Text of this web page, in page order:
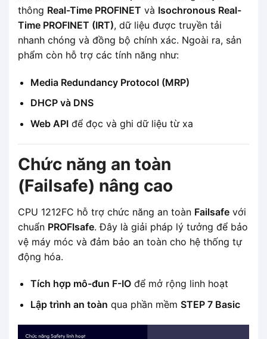
thông Real-Time PROFINET và Isochronous Real-
Time PROFINET (IRT), dữ liệu được truyền tải
nhanh chóng và đồng bộ chính xác. Ngoài ra, sản
phẩm còn hỗ trợ các tính năng như:
Media Redundancy Protocol (MRP)
DHCP và DNS
Web APIđể đọc và ghi dữ liệu từ xa
Chức năng an toàn
(Failsafe) nâng cao
CPU 1212FC hỗ trợ chức năng an toàn Failsafe với
chuẩn PROFIsafe. Đây là giải pháp lý tưởng để bảo
vệ máy móc và đảm bảo an toàn cho hệ thống tự
động hóa.
Tích hợp mô-đun F-IOđể mở rộng linh hoạt
Lập trình an toàn qua phần mềm STEP 7 Basic